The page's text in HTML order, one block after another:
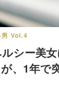
男 Vol.4
シー美女
、1年で